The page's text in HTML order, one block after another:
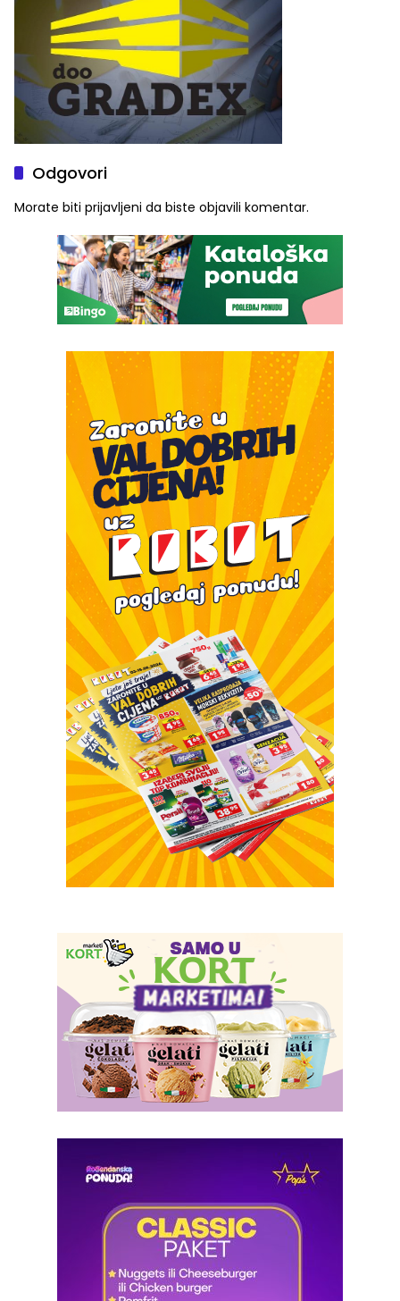
Odgovori
Morate biti prijavljeni da biste objavili komentar.